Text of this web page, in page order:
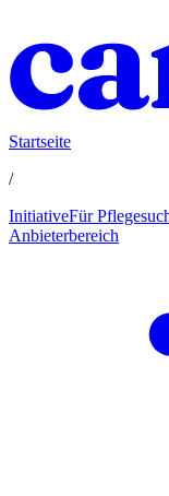
Startseite
/
InitiativeFür
Anbieterbereich